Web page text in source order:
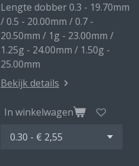
Lengte dobber 0.3 - 19.70mm
/ 0.5 - 20.00mm / 0.7 -
20.50mm / 1g - 23.00mm /
1.25g - 24.00mm / 1.50g -
25.00mm
Bekijk details
In winkelwagen